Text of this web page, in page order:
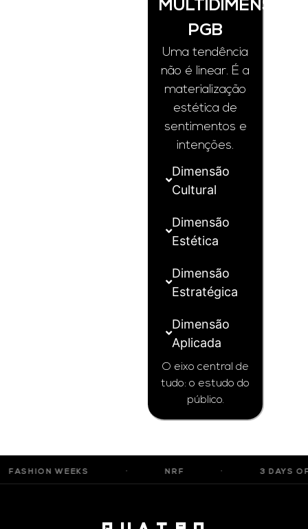
PGB
Uma tendência
não é linear. É a
materialização
estética de
sentimentos e
intenções.
Dimensão
Cultural
Dimensão
Estética
Dimensão
Estratégica
Dimensão
Aplicada
O eixo central de
tudo: o estudo do
público.
· 3 DAYS OF DESIGN